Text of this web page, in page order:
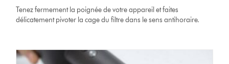
Tenez fermement la poignée de votre appareil et faites
délicatement pivoter la cage du filtre dans le sens antihoraire.